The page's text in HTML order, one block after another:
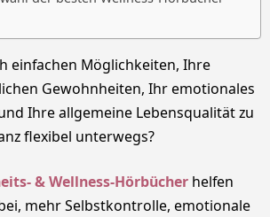
einfachen Möglichkeiten, Ihre
Gewohnheiten, Ihr emotionales
Ihre allgemeine Lebensqualität zu
flexibel unterwegs?
& Wellness-Hörbücher helfen
mehr Selbstkontrolle, emotionale